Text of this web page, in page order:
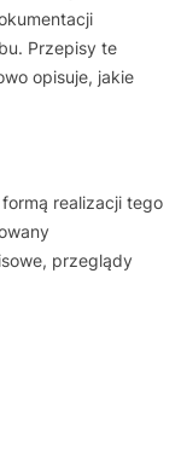
Przepisy te
opisuje, jakie
realizacji tego
przeglądy